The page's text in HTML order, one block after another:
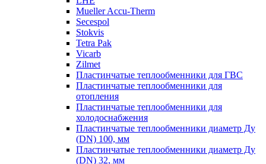
Mueller Accu-Therm
Secespol
Stokvis
Tetra Pak
Vicarb
Zilmet
Пластинчатые теплообменники для ГВС
Пластинчатые теплообменники для
отопления
Пластинчатые теплообменники для
холодоснабжения
Пластинчатые теплообменники диаметр Ду
(DN) 100, мм
Пластинчатые теплообменники диаметр Ду
(DN) 32, мм